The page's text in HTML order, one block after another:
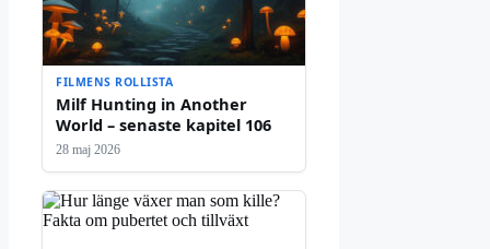
FILMENS ROLLISTA
Milf Hunting in Another
World – senaste kapitel 106
28 maj 2026